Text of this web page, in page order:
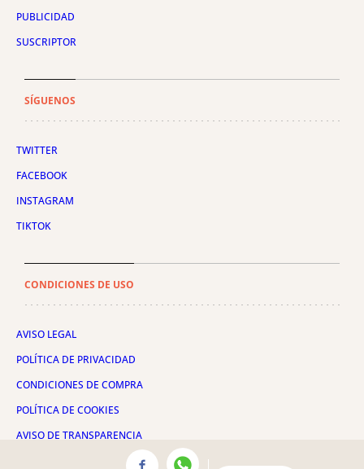
PUBLICIDAD
SUSCRIPTOR
SÍGUENOS
TWITTER
FACEBOOK
INSTAGRAM
TIKTOK
CONDICIONES DE USO
AVISO LEGAL
POLÍTICA DE PRIVACIDAD
CONDICIONES DE COMPRA
POLÍTICA DE COOKIES
AVISO DE TRANSPARENCIA
ADMINISTRACIÓN UTIQ